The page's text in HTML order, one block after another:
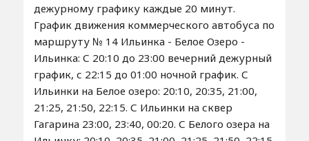
дежурному графику каждые 20 минут.
График движения коммерческого автобуса по
маршруту № 14 Ильинка - Белое Озеро -
Ильинка: С 20:10 до 23:00 вечерний дежурный
график, с 22:15 до 01:00 ночной график. С
Ильинки на Белое озеро: 20:10, 20:35, 21:00,
21:25, 21:50, 22:15. С Ильинки на сквер
Гагарина 23:00, 23:40, 00:20. С Белого озера на